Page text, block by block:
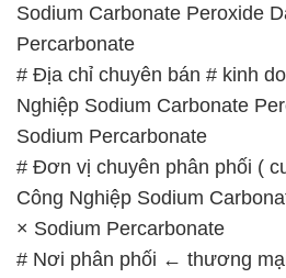
Sodium Carbonate Peroxide
Percarbonate
# Địa chỉ chuyên bán # kinh
Nghiệp Sodium Carbonate
Sodium Percarbonate
# Đơn vị chuyên phân phối (
Công Nghiệp Sodium
× Sodium Percarbonate
# Nơi phân phối ← thương